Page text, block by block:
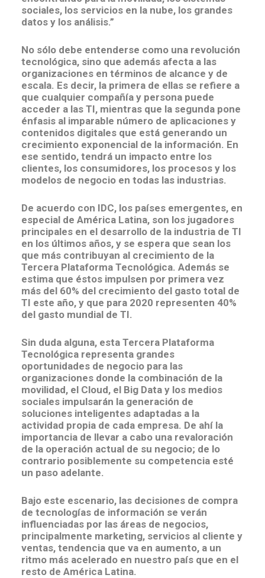
sociales, los servicios en la nube, los grandes
datos y los análisis.”
No sólo debe entenderse como una revolución
tecnológica, sino que además afecta a las
organizaciones en términos de alcance y de
escala. Es decir, la primera de ellas se refiere a
que cualquier compañía y persona puede
acceder a las TI, mientras que la segunda pone
énfasis al imparable número de aplicaciones y
contenidos digitales que está generando un
crecimiento exponencial de la información. En
ese sentido, tendrá un impacto entre los
clientes, los consumidores, los procesos y los
modelos de negocio en todas las industrias.
De acuerdo con IDC, los países emergentes, en
especial de América Latina, son los jugadores
principales en el desarrollo de la industria de TI
en los últimos años, y se espera que sean los
que más contribuyan al crecimiento de la
Tercera Plataforma Tecnológica. Además se
estima que éstos impulsen por primera vez
más del 60% del crecimiento del gasto total de
TI este año, y que para 2020 representen 40%
del gasto mundial de TI.
Sin duda alguna, esta Tercera Plataforma
Tecnológica representa grandes
oportunidades de negocio para las
organizaciones donde la combinación de la
movilidad, el Cloud, el Big Data y los medios
sociales impulsarán la generación de
soluciones inteligentes adaptadas a la
actividad propia de cada empresa. De ahí la
importancia de llevar a cabo una revaloración
de la operación actual de su negocio; de lo
contrario posiblemente su competencia esté
un paso adelante.
Bajo este escenario, las decisiones de compra
de tecnologías de información se verán
influenciadas por las áreas de negocios,
principalmente marketing, servicios al cliente y
ventas, tendencia que va en aumento, a un
ritmo más acelerado en nuestro país que en el
resto de América Latina.